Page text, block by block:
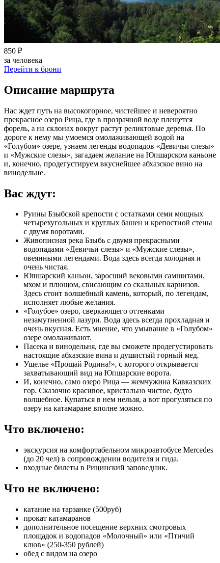
850 ₽
за человека
Перейти к брони
Описание маршрута
Нас ждет путь на высокогорное, чистейшее и невероятно
прекрасное озеро Рица, где в прозрачной воде плещется
форель, а на склонах вокруг растут реликтовые деревья. По
дороге к нему мы умоемся омолаживающей водой на
«Голубом» озере, узнаем легенды водопадов «Девичьи слезы»
и «Мужские слезы», загадаем желание на Юпшарском каньоне
и, конечно, продегустируем вкуснейшее абхазское вино на
винодельне.
Вас ждут:
Руины Бзыбской крепости с остатками семи мощных
четырехугольных и круглых башен и крепостной стены
с двумя воротами.
Живописная река Бзыбь с двумя прекрасными
водопадами «Девичьи слезы» и «Мужские слезы»,
овеянными легендами. Вода здесь всегда холодная и
очень чистая.
Юпшарский каньон, заросший вековыми самшитами,
мхом и плющом, свисающим со скальных карнизов.
Здесь стоит волшебный камень, который, по легендам,
исполняет любые желания.
«Голубое» озеро, сверкающего оттенками
незамутненной лазури. Вода здесь всегда прохладная и
очень вкусная. Есть мнение, что умывание в «Голубом»
озере омолаживают.
Пасека и винодельня, где вы сможете продегустировать
настоящие абхазские вина и душистый горный мед.
Ущелье «Прощай Родина!», с которого открывается
захватывающий вид на Юпшарские ворота.
И, конечно, само озеро Рица — жемчужина Кавказских
гор. Сказочно красивое, кристально чистое, будто
волшебное. Купаться в нем нельзя, а вот прогуляться по
озеру на катамаране вполне можно.
Что включено:
экскурсия на комфортабельном микроавтобусе Mercedes
(до 20 чел) в сопровождении водителя и гида.
входные билеты в Рицинский заповедник.
Что не включено:
катание на тарзанке (500руб)
прокат катамаранов
дополнительное посещение верхних смотровых
площадок и водопадов «Молочный» или «Птичий
клюв» (250-350 рублей)
обед с видом на озеро